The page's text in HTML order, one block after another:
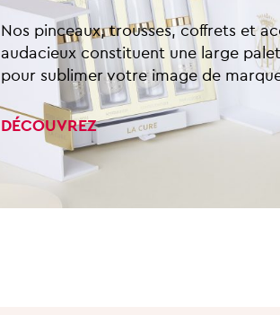
Nos pinceaux, trousses, coffrets et
audacieux constituent une large
pour sublimer votre image de
DÉCOUVREZ